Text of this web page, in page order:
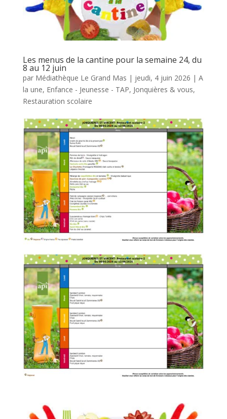
Les menus de la cantine pour la semaine 24, du
8 au 12 juin
par Médiathèque Le Grand Mas | jeudi, 4 juin 2026 | A
la une, Enfance - Jeunesse - TAP, Jonquières & vous,
Restauration scolaire